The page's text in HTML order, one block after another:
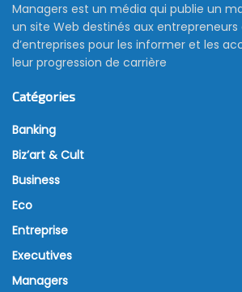
Managers est un média qui publie un
un site Web destinés aux
d’entreprises pour les informer et les
leur progression de carrière
Catégories
Banking
Biz’art & Cult
Business
Eco
Entreprise
Executives
Managers